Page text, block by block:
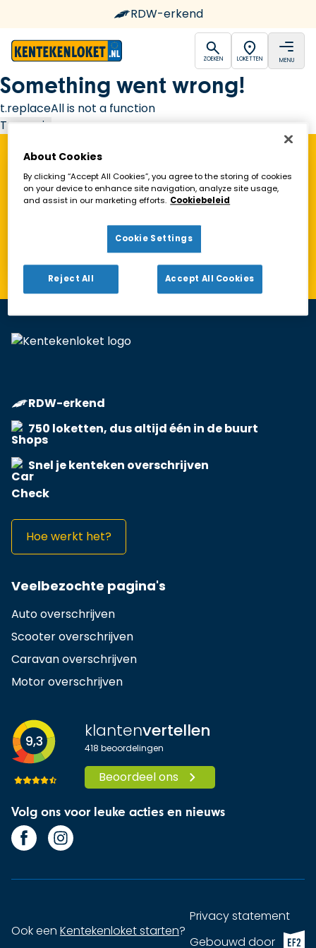
RDW-erkend
open
ZOEKEN LOKETTEN MENU
Something went wrong!
t.replaceAll is not a function
Try again
Vind een Kentekenloket in de buurt!
Toon alleen geopende loketten
RDW-erkend
750 loketten, dus altijd één in de buurt
Snel je kenteken overschrijven
Hoe werkt het?
Veelbezochte pagina's
Auto overschrijven
Scooter overschrijven
Caravan overschrijven
Motor overschrijven
9,3 klantenvertellen
418 beoordelingen
Beoordeel ons
Volg ons voor leuke acties en nieuws
Ook een Kentekenloket starten?
Privacy statement
Gebouwd doorEF2
About Cookies
By clicking “Accept All Cookies”, you agree to the storing of cookies
on your device to enhance site navigation, analyze site usage,
and assist in our marketing efforts. Cookiebeleid
Cookie Settings
Reject All Accept All Cookies